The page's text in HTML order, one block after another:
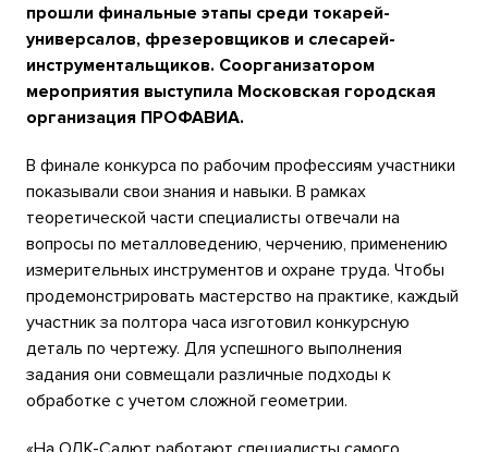
прошли финальные этапы среди токарей-
универсалов, фрезеровщиков и слесарей-
инструментальщиков. Соорганизатором
мероприятия выступила Московская городская
организация ПРОФАВИА.
В финале конкурса по рабочим профессиям участники
показывали свои знания и навыки. В рамках
теоретической части специалисты отвечали на
вопросы по металловедению, черчению, применению
измерительных инструментов и охране труда. Чтобы
продемонстрировать мастерство на практике, каждый
участник за полтора часа изготовил конкурсную
деталь по чертежу. Для успешного выполнения
задания они совмещали различные подходы к
обработке с учетом сложной геометрии.